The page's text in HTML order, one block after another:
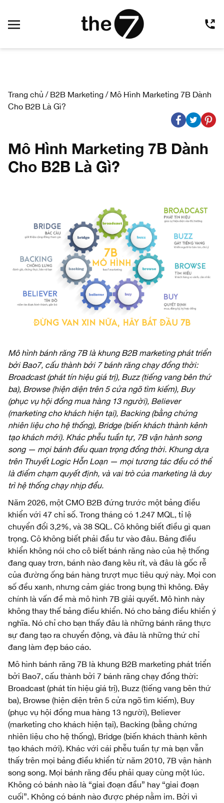
Trang chủ / B2B Marketing / Mô Hình Marketing 7B Dành
Cho B2B Là Gì?
Mô Hình Marketing 7B Dành
Cho B2B Là Gì?
Mô hình bánh răng 7B là khung B2B marketing phát triển
bởi Bao7, cấu thành bởi 7 bánh răng chạy đồng thời:
Broadcast (phát tín hiệu giá trị), Buzz (tiếng vang bên thứ
ba), Browse (hiện diện trên 5 cửa ngõ tìm kiếm), Buy
(phục vụ hội đồng mua hàng 13 người), Believer
(marketing cho khách hiện tại), Backing (bằng chứng
nhiên liệu cho hệ thống), Bridge (biến khách thành kênh
tạo khách mới). Khác phễu tuần tự, 7B vận hành song
song — mọi bánh đều quan trọng đồng thời. Khung dựa
trên Thuyết Logic Hỗn Loạn — mọi tương tác đều có thể
là điểm chạm quyết định, và vai trò của marketing là duy
trì hệ thống chạy nhịp đều.
Năm 2026, một CMO B2B đứng trước một bảng điều
khiển với 47 chỉ số. Trong tháng có 1.247 MQL, tỉ lệ
chuyển đổi 3,2%, và 38 SQL. Cô không biết điều gì quan
trọng. Cô không biết phải đầu tư vào đâu. Bảng điều
khiển không nói cho cô biết bánh răng nào của hệ thống
đang quay trơn, bánh nào đang kêu rít, và đâu là gốc rễ
của đường ống bán hàng trượt mục tiêu quý này. Mọi con
số đều xanh, nhưng cảm giác trong bụng thì không. Đây
chính là vấn đề mà mô hình 7B giải quyết. Mô hình này
không thay thế bảng điều khiển. Nó cho bảng điều khiển ý
nghĩa. Nó chỉ cho bạn thấy đâu là những bánh răng thực
sự đang tạo ra chuyển động, và đâu là những thứ chỉ
đang làm đẹp báo cáo.
Mô hình bánh răng 7B là khung B2B marketing phát triển
bởi Bao7, cấu thành bởi 7 bánh răng chạy đồng thời:
Broadcast (phát tín hiệu giá trị), Buzz (tiếng vang bên thứ
ba), Browse (hiện diện trên 5 cửa ngõ tìm kiếm), Buy
(phục vụ hội đồng mua hàng 13 người), Believer
(marketing cho khách hiện tại), Backing (bằng chứng
nhiên liệu cho hệ thống), Bridge (biến khách thành kênh
tạo khách mới). Khác với cái phễu tuần tự mà bạn vẫn
thấy trên mọi bảng điều khiển từ năm 2010, 7B vận hành
song song. Mọi bánh răng đều phải quay cùng một lúc.
Không có bánh nào là “giai đoạn đầu” hay “giai đoạn
cuối”. Không có bánh nào được phép nằm im. Bởi vì